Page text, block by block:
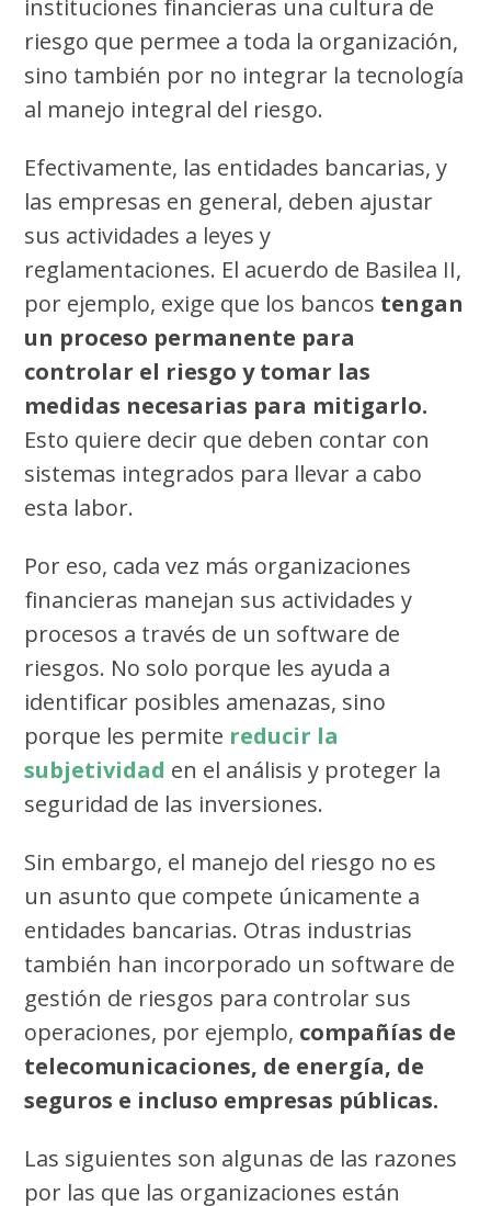
instituciones financieras una cultura de
riesgo que permee a toda la organización,
sino también por no integrar la tecnología
al manejo integral del riesgo.
Efectivamente, las entidades bancarias, y
las empresas en general, deben ajustar
sus actividades a leyes y
reglamentaciones. El acuerdo de Basilea II,
por ejemplo, exige que los bancos tengan
un proceso permanente para
controlar el riesgo y tomar las
medidas necesarias para mitigarlo.
Esto quiere decir que deben contar con
sistemas integrados para llevar a cabo
esta labor.
Por eso, cada vez más organizaciones
financieras manejan sus actividades y
procesos a través de un software de
riesgos. No solo porque les ayuda a
identificar posibles amenazas, sino
porque les permite reducir la
subjetividad en el análisis y proteger la
seguridad de las inversiones.
Sin embargo, el manejo del riesgo no es
un asunto que compete únicamente a
entidades bancarias. Otras industrias
también han incorporado un software de
gestión de riesgos para controlar sus
operaciones, por ejemplo, compañías de
telecomunicaciones, de energía, de
seguros e incluso empresas públicas.
Las siguientes son algunas de las razones
por las que las organizaciones están